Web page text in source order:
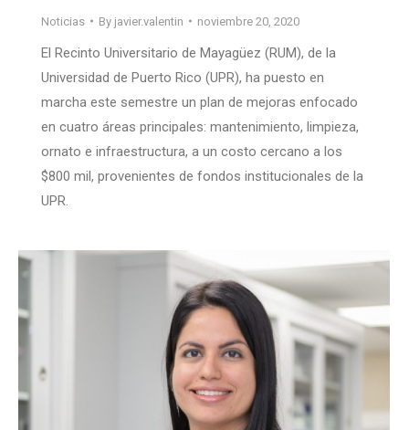
Noticias By javier.valentin noviembre 20, 2020
El Recinto Universitario de Mayagüez (RUM), de la
Universidad de Puerto Rico (UPR), ha puesto en
marcha este semestre un plan de mejoras enfocado
en cuatro áreas principales: mantenimiento, limpieza,
ornato e infraestructura, a un costo cercano a los
$800 mil, provenientes de fondos institucionales de la
UPR.